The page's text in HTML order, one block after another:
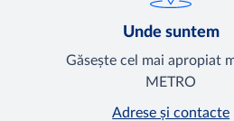
Unde suntem
Găsește cel mai apropiat
METRO
Adrese și contacte